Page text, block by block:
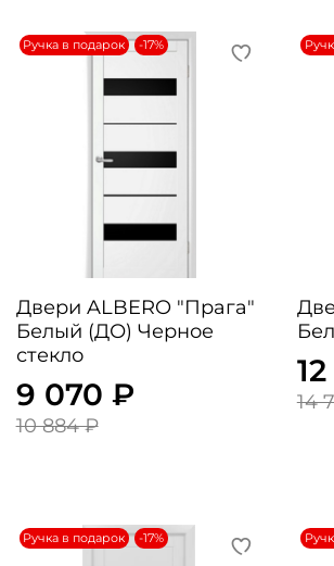
Ручка в подарок -17%
Двери ALBERO "Прага"
Белый (ДО) Черное
стекло
9 070 ₽
10 884 ₽
14
Ручка в подарок -17%